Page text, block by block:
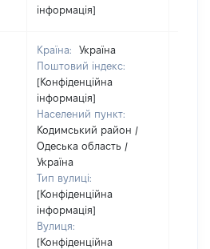
інформація]
Країна:
Україна
Поштовий індекс:
[Конфіденційна
інформація]
Населений пункт:
Кодимський район /
Одеська область /
Україна
Тип вулиці:
[Конфіденційна
інформація]
Вулиця:
[Конфіденційна